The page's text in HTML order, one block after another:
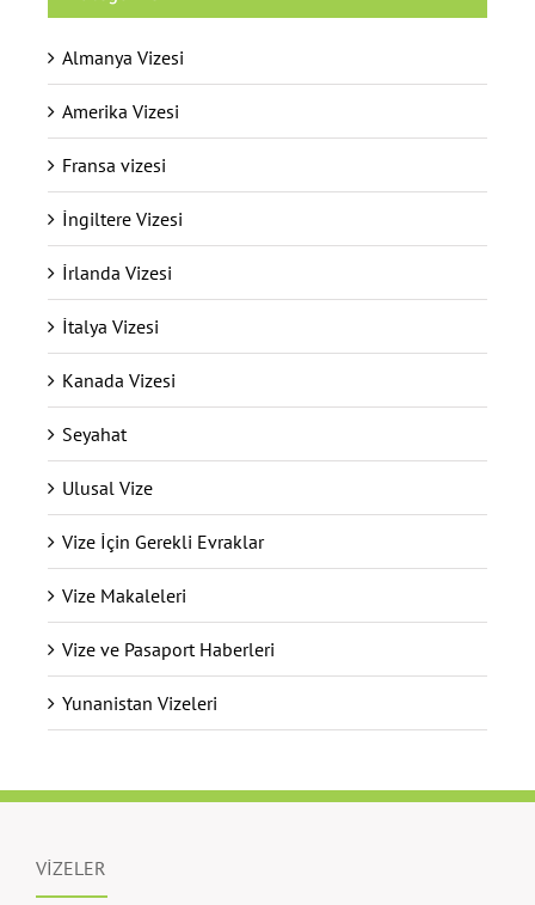
Almanya Vizesi
Amerika Vizesi
Fransa vizesi
İngiltere Vizesi
İrlanda Vizesi
İtalya Vizesi
Kanada Vizesi
Seyahat
Ulusal Vize
Vize İçin Gerekli Evraklar
Vize Makaleleri
Vize ve Pasaport Haberleri
Yunanistan Vizeleri
VİZELER